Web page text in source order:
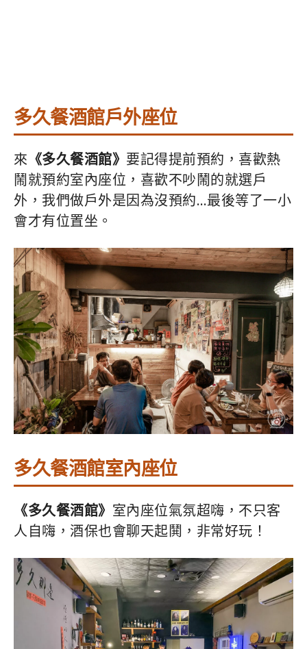
多久餐酒館戶外座位
來 《多久餐酒館》 要記得提前預約，喜歡熱
鬧就預約室內座位，喜歡不吵鬧的就選戶
外，我們做戶外是因為沒預約…最後等了一小
會才有位置坐。
多久餐酒館室內座位
《多久餐酒館》 室內座位氣氛超嗨，不只客
人自嗨，酒保也會聊天起鬨，非常好玩！